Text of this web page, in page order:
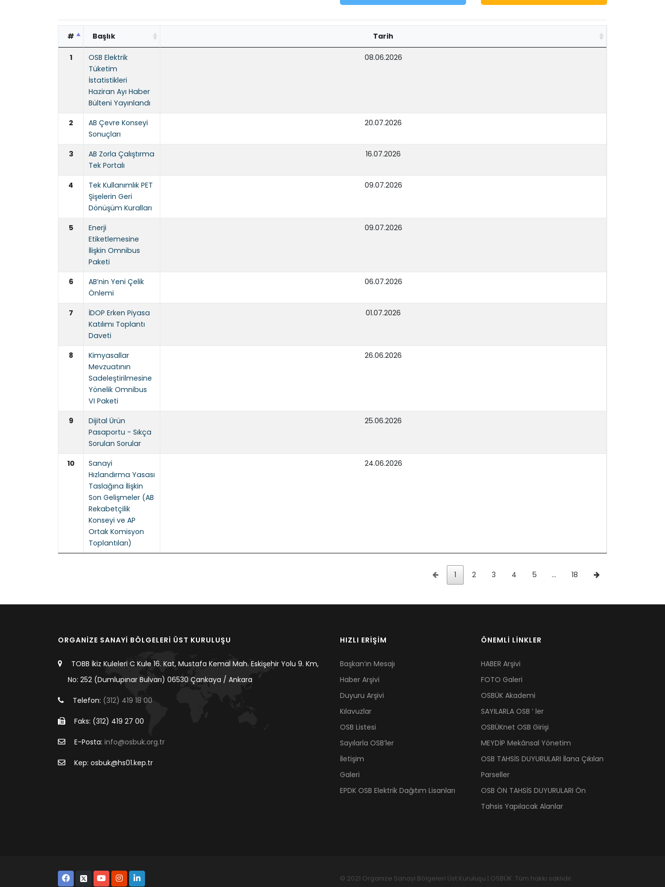
# Başlık Tarih
1
OSB Elektrik
Tüketim
İstatistikleri
Haziran Ayı Haber
Bülteni Yayınlandı
08.06.2026
2
AB Çevre Konseyi
Sonuçları
20.07.2026
3
AB Zorla Çalıştırma
Tek Portalı
16.07.2026
4
Tek Kullanımlık PET
Şişelerin Geri
Dönüşüm Kuralları
09.07.2026
5
Enerji
Etiketlemesine
İlişkin Omnibus
Paketi
09.07.2026
6
AB’nin Yeni Çelik
Önlemi
06.07.2026
7
İDOP Erken Piyasa
Katılımı Toplantı
Daveti
01.07.2026
8
Kimyasallar
Mevzuatının
Sadeleştirilmesine
Yönelik Omnibus
VI Paketi
26.06.2026
9
Dijital Ürün
Pasaportu - Sıkça
Sorulan Sorular
25.06.2026
10
Sanayi
Hızlandırma Yasası
Taslağına İlişkin
Son Gelişmeler (AB
Rekabetçilik
Konseyi ve AP
Ortak Komisyon
Toplantıları)
24.06.2026
1 2 3 4 5 … 18
ORGANİZE SANAYİ BÖLGELERİ ÜST KURULUŞU
TOBB İkiz Kuleleri C Kule 16. Kat, Mustafa Kemal Mah. Eskişehir Yolu 9. Km,
No: 252 (Dumlupınar Bulvarı) 06530 Çankaya / Ankara
Telefon: (312) 419 18 00
Faks: (312) 419 27 00
E-Posta: info@osbuk.org.tr
Kep: osbuk@hs01.kep.tr
HIZLI ERİŞİM
Başkan’ın Mesajı
Haber Arşivi
Duyuru Arşivi
Kılavuzlar
OSB Listesi
Sayılarla OSB’ler
İletişim
Galeri
EPDK OSB Elektrik Dağıtım Lisanları
ÖNEMLİ LİNKLER
HABER Arşivi
FOTO Galeri
OSBÜK Akademi
SAYILARLA OSB ’ ler
OSBÜKnet OSB Girişi
MEYDİP Mekânsal Yönetim
OSB TAHSİS DUYURULARI İlana Çıkılan
Parseller
OSB ÖN TAHSİS DUYURULARI Ön
Tahsis Yapılacak Alanlar
© 2021 Organize Sanayi Bölgeleri Üst Kuruluşu | OSBÜK. Tüm hakkı saklıdır.